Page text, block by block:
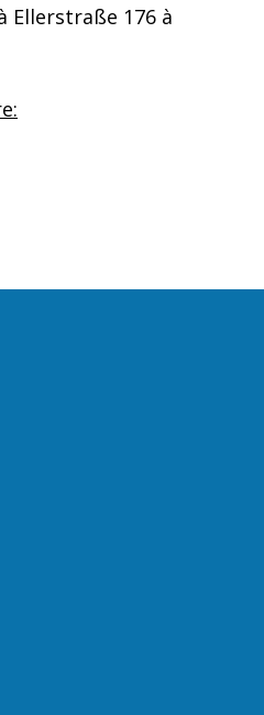
Ellerstraße 176 à